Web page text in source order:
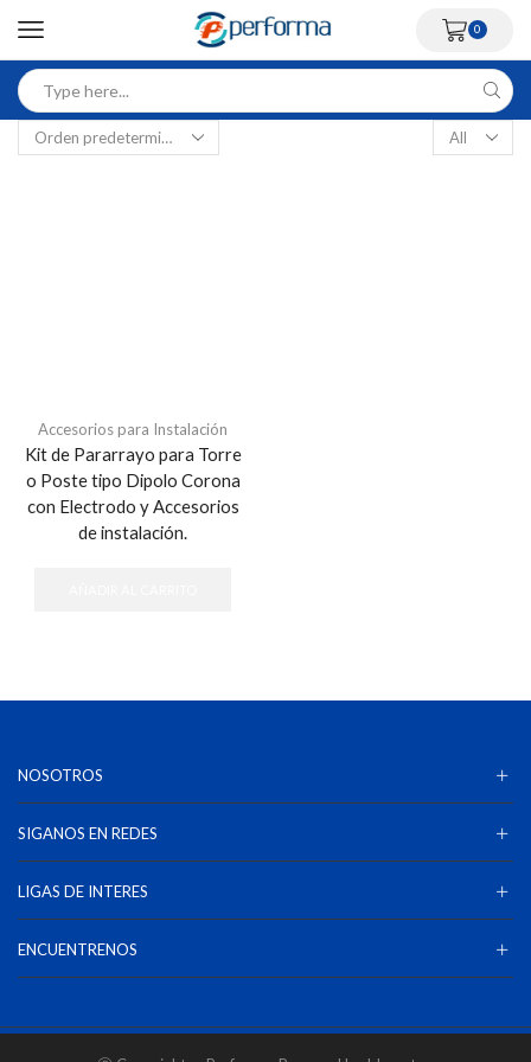
0
Accesorios para Instalación
Kit de Pararrayo para Torre
o Poste tipo Dipolo Corona
con Electrodo y Accesorios
de instalación.
NOSOTROS
SIGANOS EN REDES
LIGAS DE INTERES
ENCUENTRENOS